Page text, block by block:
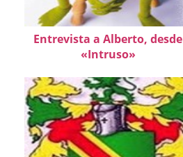
Entrevista a Alberto, desde
«Intruso»